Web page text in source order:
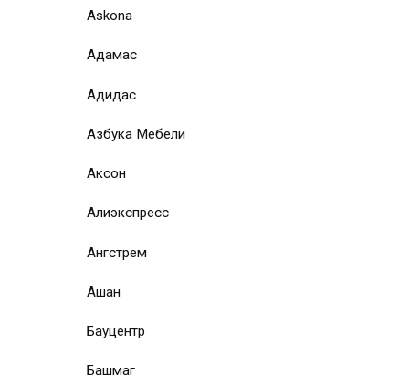
Askona
Адамас
Адидас
Азбука Мебели
Аксон
Алиэкспресс
Ангстрем
Ашан
Бауцентр
Башмаг